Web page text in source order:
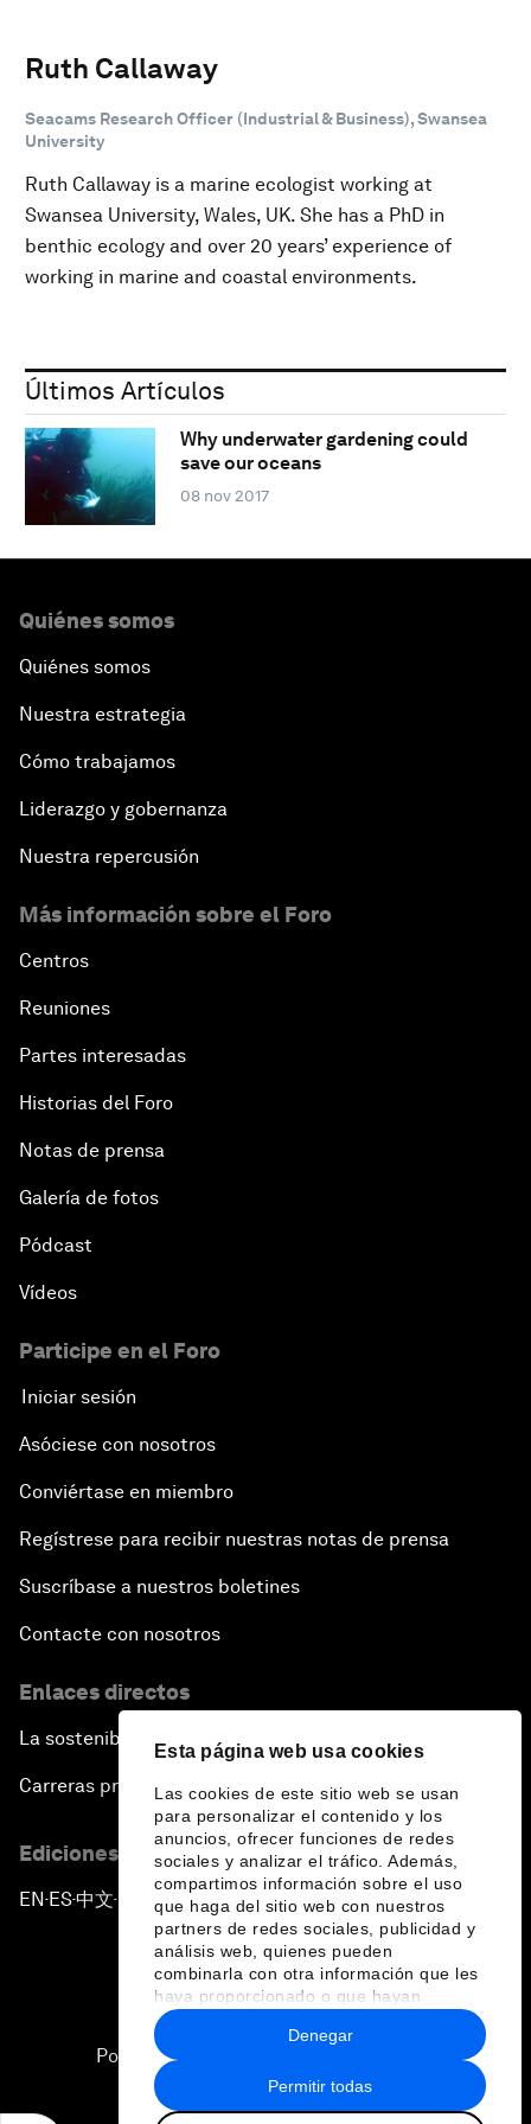
Esta página web usa cookies
Las cookies de este sitio web se usan
para personalizar el contenido y los
anuncios, ofrecer funciones de redes
sociales y analizar el tráfico. Además,
compartimos información sobre el uso
que haga del sitio web con nuestros
partners de redes sociales, publicidad y
análisis web, quienes pueden
combinarla con otra información que les
haya proporcionado o que hayan
recopilado a partir del uso que haya
hecho de sus servicios.
Permitir todas
Denegar
Ruth Callaway
Seacams Research Officer (Industrial & Business), Swansea
University
Ruth Callaway is a marine ecologist working at
Swansea University, Wales, UK. She has a PhD in
benthic ecology and over 20 years’ experience of
working in marine and coastal environments.
Últimos Artículos
Why underwater gardening could
save our oceans
08 nov 2017
Quiénes somos
Quiénes somos
Nuestra estrategia
Cómo trabajamos
Liderazgo y gobernanza
Nuestra repercusión
Más información sobre el Foro
Centros
Reuniones
Partes interesadas
Historias del Foro
Notas de prensa
Galería de fotos
Pódcast
Vídeos
Participe en el Foro
Iniciar sesión
Asóciese con nosotros
Conviértase en miembro
Regístrese para recibir nuestras notas de prensa
Suscríbase a nuestros boletines
Contacte con nosotros
Enlaces directos
La sostenibilidad en el Foro
Carreras profesionales
Ediciones en otros idiomas
EN ▪ES▪中文▪ 日本語
Política de privacidad y normas de uso
Sitemap